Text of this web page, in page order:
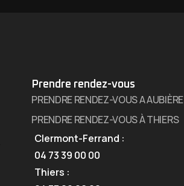
Prendre rendez-vous
PRENDRE RENDEZ-VOUS A AUBIÈRE
PRENDRE RENDEZ-VOUS À THIERS
Clermont-Ferrand :
04 73 39 00 00
Thiers :